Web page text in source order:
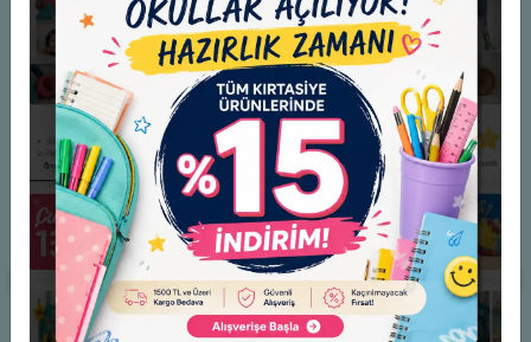
Gal Toys Şarjlı Bug.Spor
Araba Mavi 797-25
Races Uzaktan Kumandalı
Araba Mor 1:14 (Şarjlı)